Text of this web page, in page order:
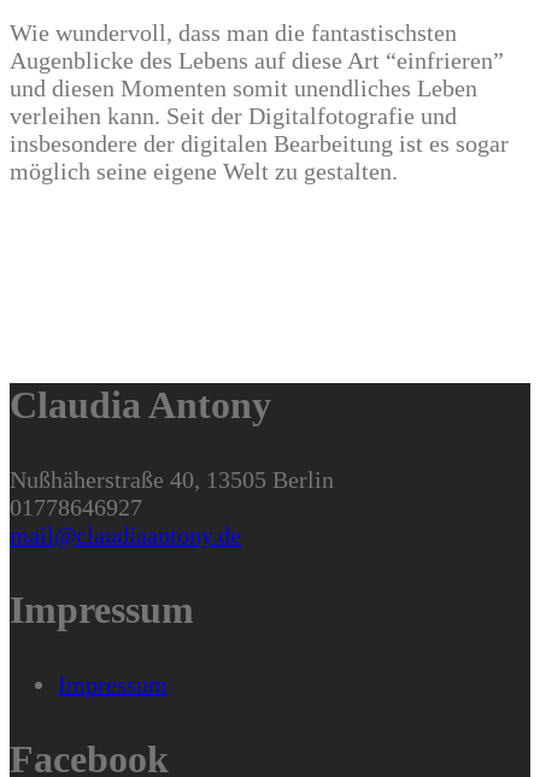
Wie wundervoll, dass man die fantastischsten
Augenblicke des Lebens auf diese Art “einfrieren”
und diesen Momenten somit unendliches Leben
verleihen kann. Seit der Digitalfotografie und
insbesondere der digitalen Bearbeitung ist es sogar
möglich seine eigene Welt zu gestalten.
Claudia Antony
Nußhäherstraße 40, 13505 Berlin
01778646927
mail@claudiaantony.de
Impressum
Impressum
Facebook